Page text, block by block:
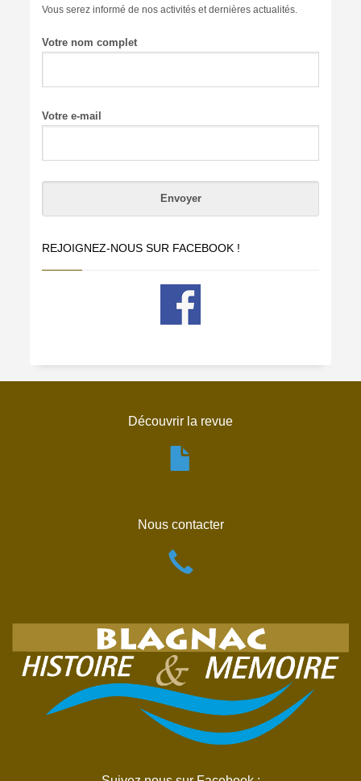
Vous serez informé de nos activités et dernières actualités.
Votre nom complet
Votre e-mail
REJOIGNEZ-NOUS SUR FACEBOOK !
Découvrir la revue
Nous contacter